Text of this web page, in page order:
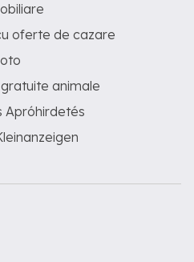
oferte de cazare
animale
Apróhirdetés